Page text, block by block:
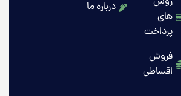
های
پرداخت
فروش
اقساطی
درباره ما